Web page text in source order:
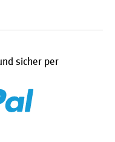
sicher per